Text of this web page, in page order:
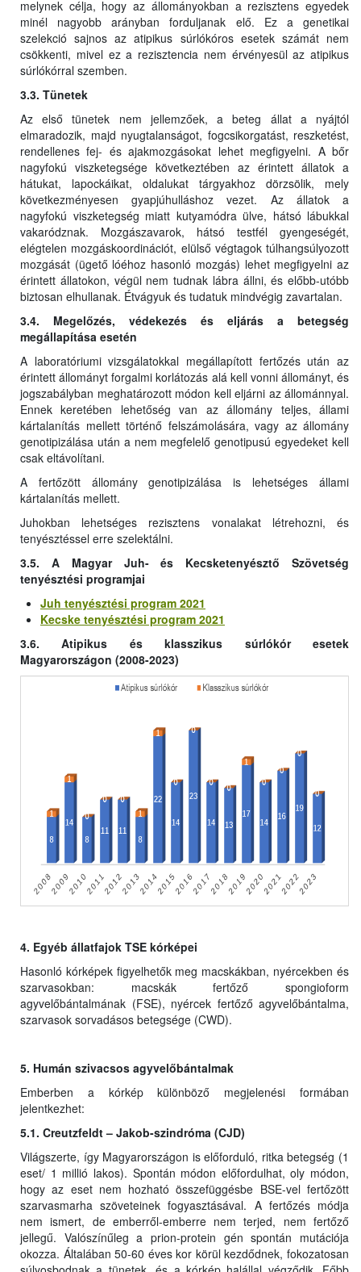
melynek célja, hogy az állományokban a rezisztens egyedek
minél nagyobb arányban forduljanak elő. Ez a genetikai
szelekció sajnos az atipikus súrlókóros esetek számát nem
csökkenti, mivel ez a rezisztencia nem érvényesül az atipikus
súrlókórral szemben.
3.3. Tünetek
Az első tünetek nem jellemzőek, a beteg állat a nyájtól
elmaradozik, majd nyugtalanságot, fogcsikorgatást, reszketést,
rendellenes fej- és ajakmozgásokat lehet megfigyelni. A bőr
nagyfokú viszketegsége következtében az érintett állatok a
hátukat, lapockáikat, oldalukat tárgyakhoz dörzsölik, mely
következményesen gyapjúhulláshoz vezet. Az állatok a
nagyfokú viszketegség miatt kutyamódra ülve, hátsó lábukkal
vakaródznak. Mozgászavarok, hátsó testfél gyengeségét,
elégtelen mozgáskoordinációt, elülső végtagok túlhangsúlyozott
mozgását (ügető lóéhoz hasonló mozgás) lehet megfigyelni az
érintett állatokon, végül nem tudnak lábra állni, és előbb-utóbb
biztosan elhullanak. Étvágyuk és tudatuk mindvégig zavartalan.
3.4. Megelőzés, védekezés és eljárás a betegség
megállapítása esetén
A laboratóriumi vizsgálatokkal megállapított fertőzés után az
érintett állományt forgalmi korlátozás alá kell vonni állományt, és
jogszabályban meghatározott módon kell eljárni az állománnyal.
Ennek keretében lehetőség van az állomány teljes, állami
kártalanítás mellett történő felszámolására, vagy az állomány
genotipizálása után a nem megfelelő genotipusú egyedeket kell
csak eltávolítani.
A fertőzött állomány genotipizálása is lehetséges állami
kártalanítás mellett.
Juhokban lehetséges rezisztens vonalakat létrehozni, és
tenyésztéssel erre szelektálni.
3.5. A Magyar Juh- és Kecsketenyésztő Szövetség
tenyésztési programjai
Juh tenyésztési program 2021
Kecske tenyésztési program 2021
3.6. Atipikus és klasszikus súrlókór esetek
Magyarországon (2008-2023)
4. Egyéb állatfajok TSE kórképei
Hasonló kórképek figyelhetők meg macskákban, nyércekben és
szarvasokban: macskák fertőző spongioform
agyvelőbántalmának (FSE), nyércek fertőző agyvelőbántalma,
szarvasok sorvadásos betegsége (CWD).
5. Humán szivacsos agyvelőbántalmak
Emberben a kórkép különböző megjelenési formában
jelentkezhet:
5.1. Creutzfeldt – Jakob-szindróma (CJD)
Világszerte, így Magyarországon is előforduló, ritka betegség (1
eset/ 1 millió lakos). Spontán módon előfordulhat, oly módon,
hogy az eset nem hozható összefüggésbe BSE-vel fertőzött
szarvasmarha szöveteinek fogyasztásával. A fertőzés módja
nem ismert, de emberről-emberre nem terjed, nem fertőző
jellegű. Valószínűleg a prion-protein gén spontán mutációja
okozza. Általában 50-60 éves kor körül kezdődnek, fokozatosan